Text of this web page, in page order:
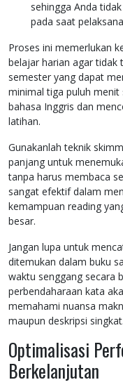
sehingga Anda
pada saat
Proses ini memerlukan
belajar harian agar tidak
semester yang dapat
minimal tiga puluh
bahasa Inggris dan
latihan.
Gunakanlah teknik
panjang untuk
tanpa harus membaca
sangat efektif dalam
kemampuan reading
besar.
Jangan lupa untuk
ditemukan dalam buku
waktu senggang secara
perbendaharaan kata
memahami nuansa
maupun deskripsi singkat.
Optimalisasi
Berkelanjutan